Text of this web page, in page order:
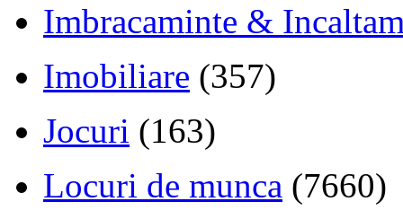
Imbracaminte &
Imobiliare (357)
Jocuri (163)
Locuri de munca (7660)